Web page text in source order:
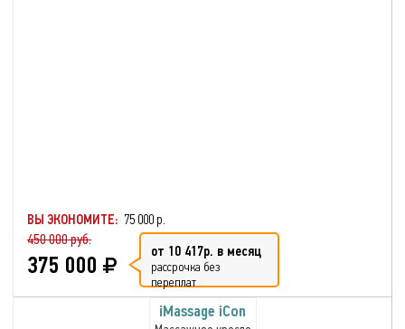
ВЫ ЭКОНОМИТЕ: 75 000 р.
450 000 руб.
375 000 от 10 417р. в месяц
рассрочка без
переплат
iMassage iСon